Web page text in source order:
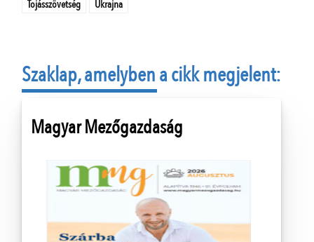
Tojásszövetség Ukrajna
Szaklap, amelyben a cikk megjelent:
Magyar Mezőgazdaság